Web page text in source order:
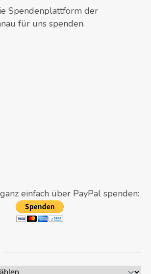
Spendenplattform der
für uns spenden.
einfach über PayPal spenden: